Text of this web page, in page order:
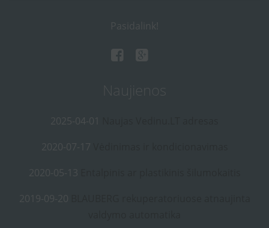
Pasidalink!
Naujienos
2025-04-01
2020-07-17
2020-05-13
2019-09-20